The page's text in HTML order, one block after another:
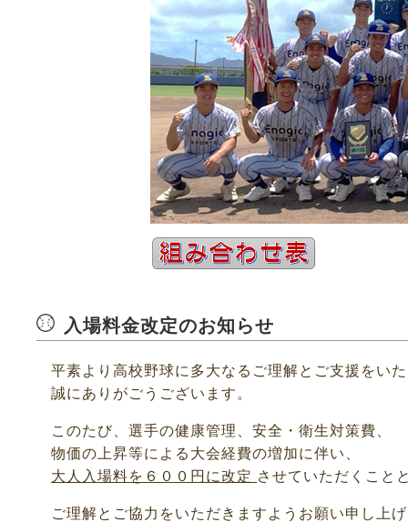
入場料金改定のお知らせ
平素より高校野球に多大なるご理解とご支援をい
誠にありがごうございます。
このたび、選手の健康管理、安全・衛生対策費、
物価の上昇等による大会経費の増加に伴い、
大人入場料を６００円に改定 させていただくこと
ご理解とご協力をいただきますようお願い申し上